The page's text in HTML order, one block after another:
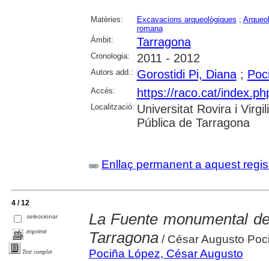
Matèries: Excavacions arqueològiques ;
romana
Àmbit:
Tarragona
Cronologia: 2011 - 2012
Autors add.: Gorostidi Pi, Diana;
Accés: https://raco.cat/
Localització: Universitat Rovira i
Pública de Tarragona
Enllaç permanent a aquest
4 / 12
seleccionar
imprimir
Text complet
La Fuente monumental
Tarragona/ César Augusto
Pociña López, César Augusto